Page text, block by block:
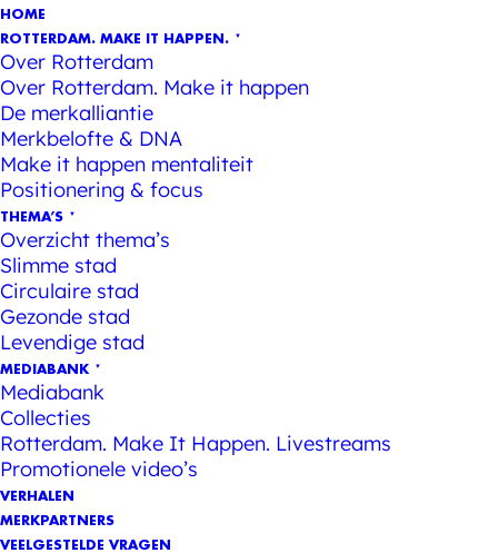
HOME
ROTTERDAM. MAKE IT HAPPEN.
Over Rotterdam
Over Rotterdam. Make it happen
De merkalliantie
Merkbelofte & DNA
Make it happen mentaliteit
Positionering & focus
THEMA’S
Overzicht thema’s
Slimme stad
Circulaire stad
Gezonde stad
Levendige stad
MEDIABANK
Mediabank
Collecties
Rotterdam. Make It Happen. Livestreams
Promotionele video’s
VERHALEN
MERKPARTNERS
VEELGESTELDE VRAGEN